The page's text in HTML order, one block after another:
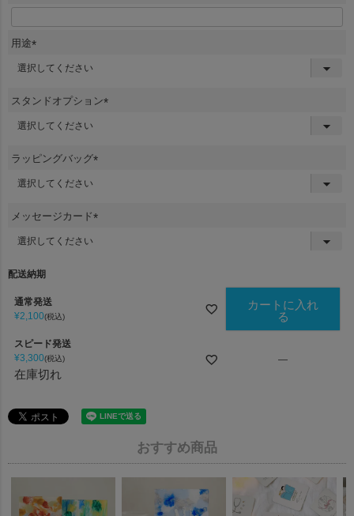
用途
(
)
スタンドオプション
ラッピングバッグ
メッセージカード
配送納期
通常発送
¥2,100 税込
カートに入れ
る
スピード発送
¥3,300 税込
在庫切れ
—
おすすめ商品